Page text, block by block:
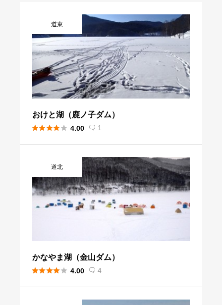
道東
おけと湖（鹿ノ子ダム）
 4.00  1
道北
かなやま湖（金山ダム）
 4.00  4